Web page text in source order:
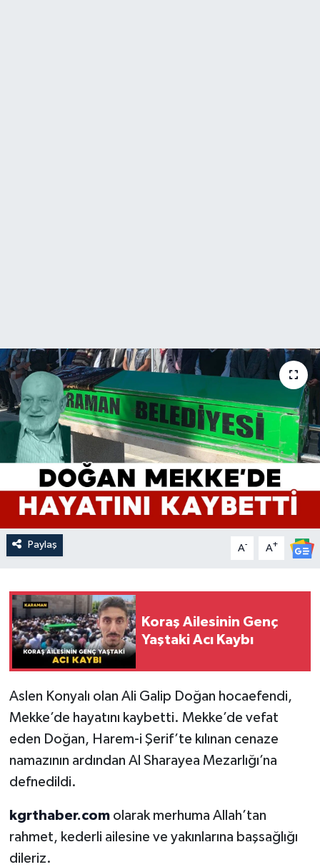
Paylaş A- A+
Koraş Ailesinin Genç
Yaştaki Acı Kaybı
Aslen Konyalı olan Ali Galip Doğan hocaefendi,
Mekke’de hayatını kaybetti. Mekke’de vefat
eden Doğan, Harem-i Şerif’te kılınan cenaze
namazının ardından Al Sharayea Mezarlığı’na
defnedildi.
kgrthaber.comolarak merhuma Allah’tan
rahmet, kederli ailesine ve yakınlarına başsağlığı
dileriz.